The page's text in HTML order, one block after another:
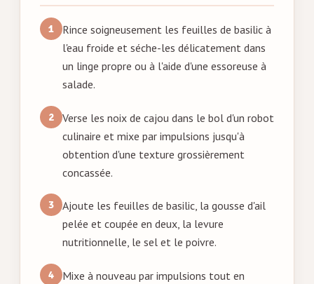
Rince soigneusement les feuilles de basilic à
l'eau froide et séche-les délicatement dans
un linge propre ou à l'aide d'une essoreuse à
salade.
Verse les noix de cajou dans le bol d'un robot
culinaire et mixe par impulsions jusqu'à
obtention d'une texture grossièrement
concassée.
Ajoute les feuilles de basilic, la gousse d'ail
pelée et coupée en deux, la levure
nutritionnelle, le sel et le poivre.
Mixe à nouveau par impulsions tout en